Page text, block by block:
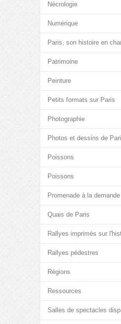
Nécrologie
Numérique
Paris, son histoire en
Patrimoine
Peinture
Petits formats sur Paris
Photographie
Photos et dessins de
Poissons
Poissons
Promenade à la demande
Quais de Paris
Rallyes imprimés sur
Rallyes pédestres
Régions
Ressources
Salles de spectacles